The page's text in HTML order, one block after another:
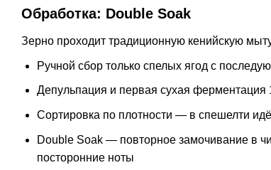
Обработка: Double Soak
Зерно проходит традиционную кенийскую
Ручной сбор только спелых ягод с
Депульпация и первая сухая ферментация
Сортировка по плотности — в спешелти
Double Soak — повторное замочивание в
посторонние ноты